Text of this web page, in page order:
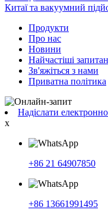
Китаї та вакуумний
Продукти
Про нас
Новини
Найчастіші
Зв'яжіться з нами
Приватна політика
Надіслати
x
+86 21 64907850
+86 13661991495